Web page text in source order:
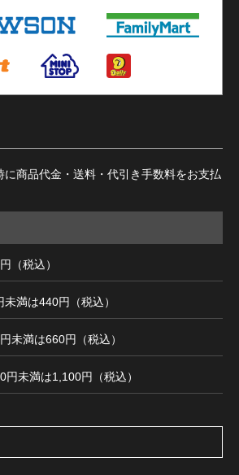
に商品代金・送料・代引き手数料をお支払
（税込）
満は440円（税込）
未満は660円（税込）
未満は1,100円（税込）